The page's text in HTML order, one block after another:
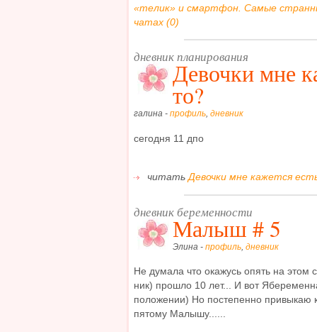
«телик» и смартфон. Самые
чатах (0)
дневник планирования
Девочки мне
то?
галина - профиль, дневник
сегодня 11 дпо
читатьДевочки мне кажется
дневник беременности
Малыш # 5
Элина - профиль, дневник
Не думала что окажусь опять на
ник) прошло 10 лет... И вот
положении) Но постепенно
пятому Малышу......